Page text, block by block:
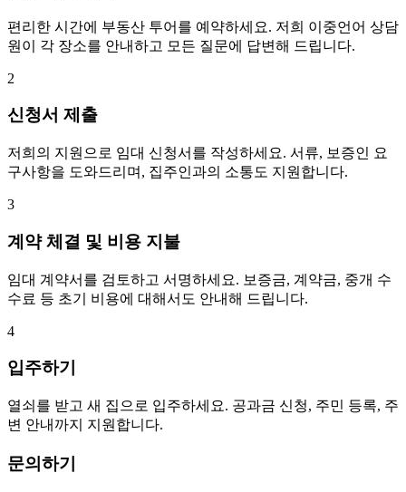
편리한 시간에 부동산 투어를 예약하세요. 저희 이중언어 상담
원이 각 장소를 안내하고 모든 질문에 답변해 드립니다.
2
신청서 제출
저희의 지원으로 임대 신청서를 작성하세요. 서류, 보증인 요
구사항을 도와드리며, 집주인과의 소통도 지원합니다.
3
계약 체결 및 비용 지불
임대 계약서를 검토하고 서명하세요. 보증금, 계약금, 중개 수
수료 등 초기 비용에 대해서도 안내해 드립니다.
4
입주하기
열쇠를 받고 새 집으로 입주하세요. 공과금 신청, 주민 등록, 주
변 안내까지 지원합니다.
문의하기